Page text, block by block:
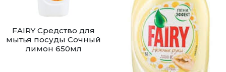
FAIRY Средство для
мытья посуды Сочный
лимон 650мл